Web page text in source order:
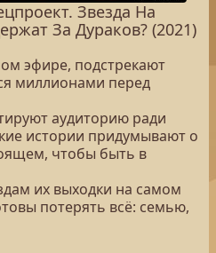
Звезда На
За Дураков? (2021)
эфире, подстрекают
миллионами перед
аудиторию ради
истории придумывают о
чтобы быть в
их выходки на самом
потерять всё: семью,